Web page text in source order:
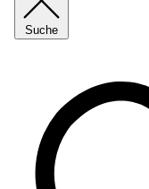
Suche